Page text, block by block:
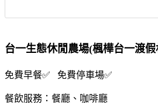
台一生態休閒農場(楓樺台一渡
免費早餐✅ 免費停車場✅
餐飲服務：餐廳、咖啡廳